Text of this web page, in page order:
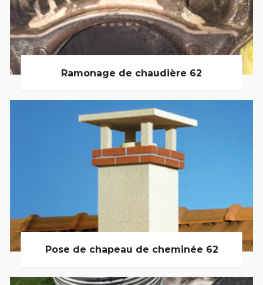
Ramonage de chaudière 62
Pose de chapeau de cheminée 62